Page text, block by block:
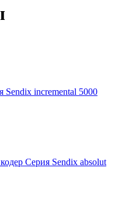
incremental 5000
Серия Sendix absolut